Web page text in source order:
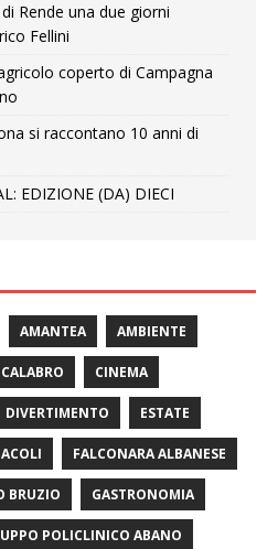
Rende una due giorni
Fellini
coperto di Campagna
si raccontano 10 anni di
EDIZIONE (DA) DIECI
AMANTEA AMBIENTE
CINEMA
DIVERTIMENTO ESTATE
FALCONARA ALBANESE
BRUZIO GASTRONOMIA
POLICLINICO ABANO